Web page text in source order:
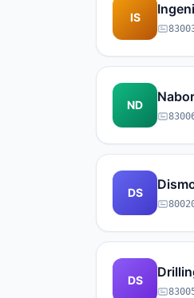
IS
ND
DS
DS